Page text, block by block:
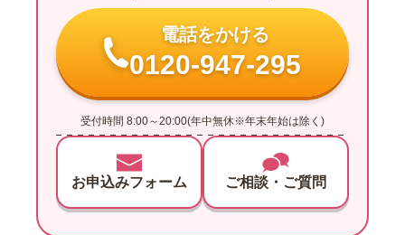
電話をかける
0120-947-295
受付時間 8:00～20:00(年中無休※年末年始は除く)
お申込みフォーム ご相談・ご質問